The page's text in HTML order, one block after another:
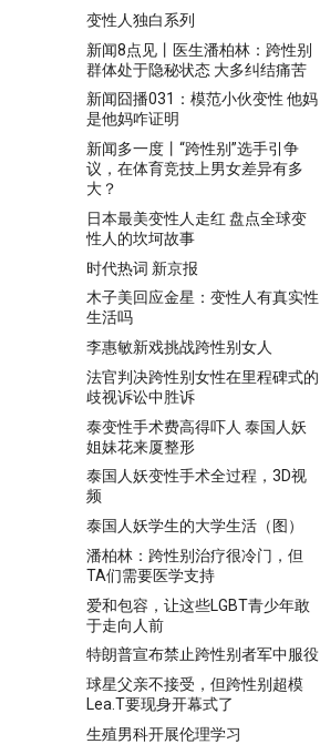
变性人独白系列
新闻8点见丨医生潘柏林：跨性别
群体处于隐秘状态 大多纠结痛苦
新闻囧播031：模范小伙变性 他妈
是他妈咋证明
新闻多一度丨“跨性别”选手引争
议，在体育竞技上男女差异有多
大？
日本最美变性人走红 盘点全球变
性人的坎坷故事
时代热词 新京报
木子美回应金星：变性人有真实性
生活吗
李惠敏新戏挑战跨性别女人
法官判决跨性别女性在里程碑式的
歧视诉讼中胜诉
泰变性手术费高得吓人 泰国人妖
姐妹花来厦整形
泰国人妖变性手术全过程，3D视
频
泰国人妖学生的大学生活（图）
潘柏林：跨性别治疗很冷门，但
TA们需要医学支持
爱和包容，让这些LGBT青少年敢
于走向人前
特朗普宣布禁止跨性别者军中服役
球星父亲不接受，但跨性别超模
Lea.T要现身开幕式了
生殖男科开展伦理学习